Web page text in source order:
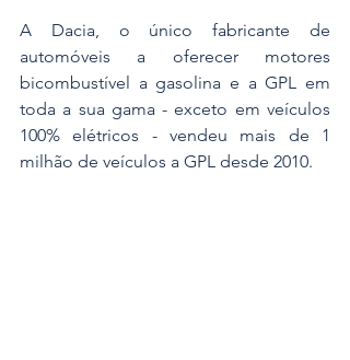
A Dacia, o único fabricante de
automóveis a oferecer motores
bicombustível a gasolina e a GPL em
toda a sua gama - exceto em veículos
100% elétricos - vendeu mais de 1
milhão de veículos a GPL desde 2010.